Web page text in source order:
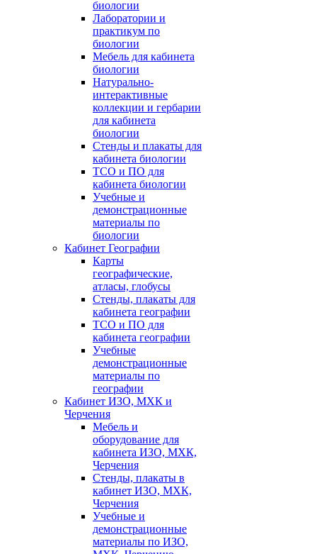
биологии
Лаборатории и
практикум по
биологии
Мебель для кабинета
биологии
Натурально-
интерактивные
коллекции и гербарии
для кабинета
биологии
Стенды и плакаты для
кабинета биологии
ТСО и ПО для
кабинета биологии
Учебные и
демонстрационные
материалы по
биологии
Кабинет Географии
Карты
географические,
атласы, глобусы
Стенды, плакаты для
кабинета географии
ТСО и ПО для
кабинета географии
Учебные
демонстрационные
материалы по
географии
Кабинет ИЗО, МХК и
Черчения
Мебель и
оборудование для
кабинета ИЗО, МХК,
Черчения
Стенды, плакаты в
кабинет ИЗО, МХК,
Черчения
Учебные и
демонстрационные
материалы по ИЗО,